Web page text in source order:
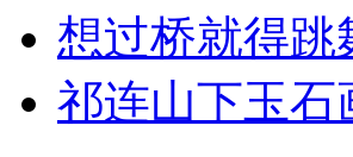
想过桥就得跳
祁连山下玉石